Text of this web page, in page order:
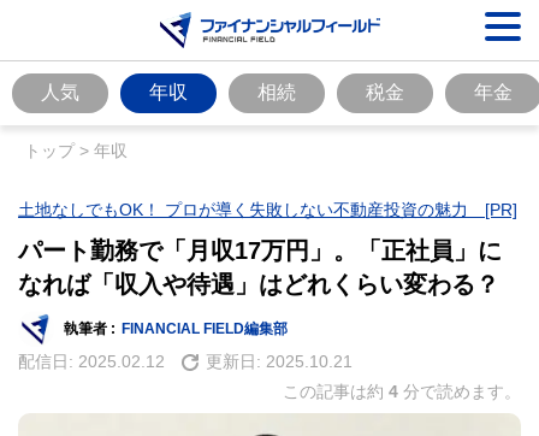
人気 年収 相続 税金 年金
トップ> 年収
土地なしでもOK！ プロが導く失敗しない不動産投資の魅力 [PR]
パート勤務で「月収17万円」。「正社員」に
なれば「収入や待遇」はどれくらい変わる？
執筆者 : FINANCIAL FIELD編集部
配信日: 2025.02.12 更新日: 2025.10.21
この記事は約 4 分で読めます。